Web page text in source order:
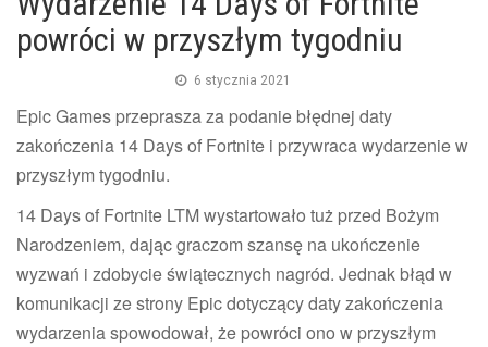
powróci w przyszłym tygodniu
6 stycznia 2021
Epic Games przeprasza za podanie błędnej daty
zakończenia 14 Days of Fortnite i przywraca wydarzenie w
przyszłym tygodniu.
14 Days of Fortnite LTM wystartowało tuż przed Bożym
Narodzeniem, dając graczom szansę na ukończenie
wyzwań i zdobycie świątecznych nagród. Jednak błąd w
komunikacji ze strony Epic dotyczący daty zakończenia
wydarzenia spowodował, że powróci ono w przyszłym